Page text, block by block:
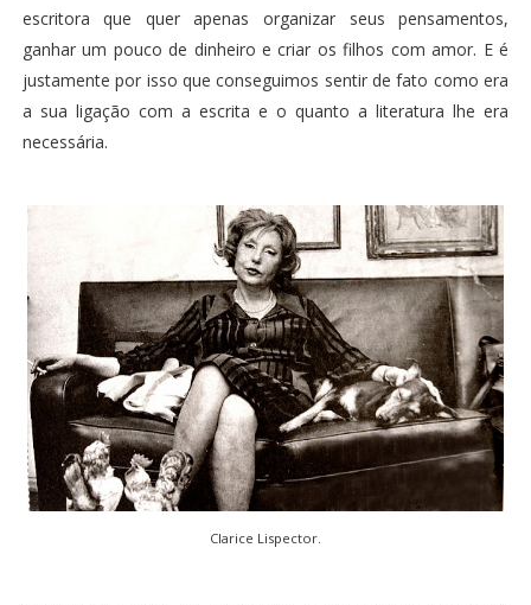
escritora que quer apenas organizar seus pensamentos,
ganhar um pouco de dinheiro e criar os filhos com amor. E é
justamente por isso que conseguimos sentir de fato como era
a sua ligação com a escrita e o quanto a literatura lhe era
necessária.
Clarice Lispector.